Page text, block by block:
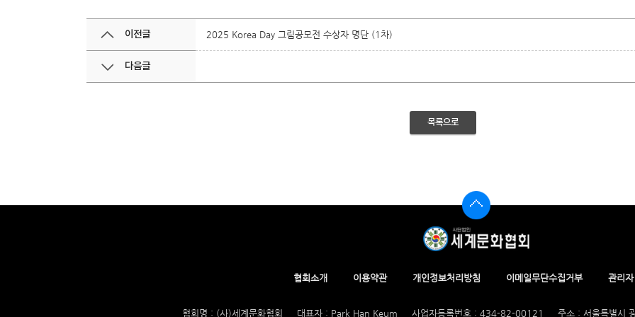
이전글 2025 Korea Day 그림공모전 수상자 명단 (1차)
다음글
목록으로
협회소개 이용약관 개인정보처리방침 이메일무단수집거부 관리자
협회명 : (사)세계문화협회 대표자 : Park Han Keum 사업자등록번호 : 434-82-00121 주소 : 서울특별시